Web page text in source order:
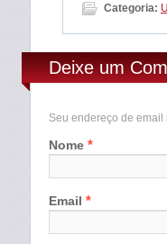
Categoria:
Deixe um
Seu endereço de
Nome *
Email *